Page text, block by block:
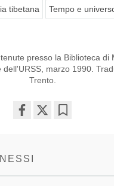
tibetana Tempo e
presso la Biblioteca di
dell'URSS, marzo 1990.
Trento.